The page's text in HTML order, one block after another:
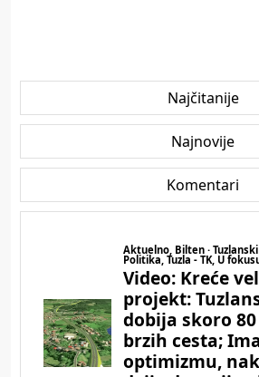
Najčitanije
Najnovije
Komentari